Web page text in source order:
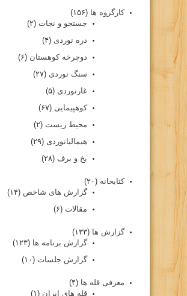
کارگروه ها (۱۵۶)
جستجو و نجات (۲)
دره نوردی (۴)
دوچرخه کوهستان (۶)
سنگ نوردی (۲۷)
غارنوردی (۵)
کوهپیمایی (۶۷)
محیط زیست (۲)
هیمالیانوردی (۲۹)
یخ و برف (۲۸)
کتابخانه (۲۰)
گزارش های شاخص (۱۴)
مقالات (۶)
گزارش ها (۱۳۳)
گزارش برنامه ها (۱۲۳)
گزارش جلسات (۱۰)
معرفی قله ها (۴)
قله های ایران (۱)